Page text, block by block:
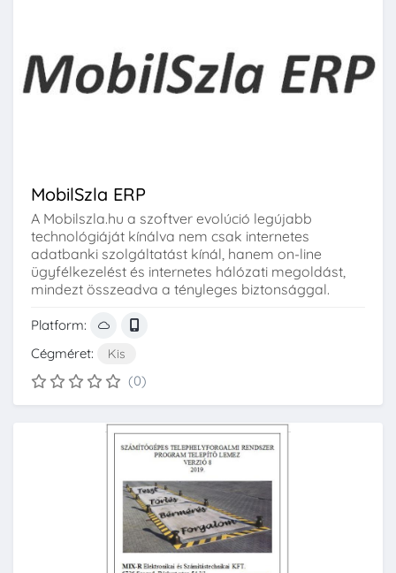
MobilSzla ERP
A Mobilszla.hu a szoftver evolúció legújabb
technológiáját kínálva nem csak internetes
adatbanki szolgáltatást kínál, hanem on-line
ügyfélkezelést és internetes hálózati megoldást,
mindezt összeadva a tényleges biztonsággal.
Platform:
Cégméret:
Kis
(0)